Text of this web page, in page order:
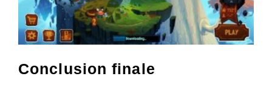
Conclusion finale